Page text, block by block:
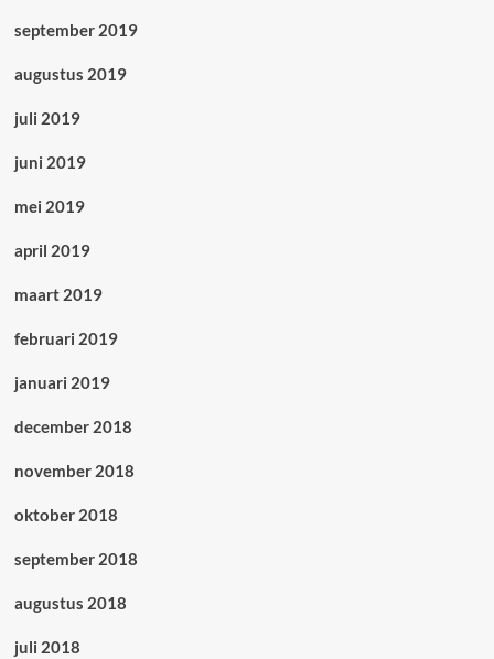
september 2019
augustus 2019
juli 2019
juni 2019
mei 2019
april 2019
maart 2019
februari 2019
januari 2019
december 2018
november 2018
oktober 2018
september 2018
augustus 2018
juli 2018